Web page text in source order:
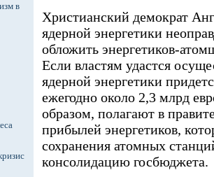
в
Христианский демократ
ядерной энергетики
обложить энергетиков-
Если властям удастся
ядерной энергетики
ежегодно около 2,3 млрд
образом, полагают в
прибылей энергетиков,
сохранения атомных
консолидацию госбюджета.